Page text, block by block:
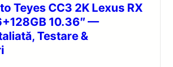
Teyes CC3 2K Lexus RX
10.36″ —
Testare &